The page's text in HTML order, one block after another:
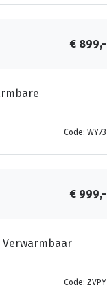
€ 899,-
Code: WY73
€ 999,-
Verwarmbaar
Code: ZVPY